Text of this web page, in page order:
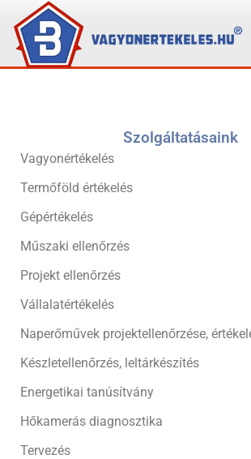
Szolgáltatásaink
Vagyonértékelés
Termőföld értékelés
Gépértékelés
Műszaki ellenőrzés
Projekt ellenőrzés
Vállalatértékelés
Naperőművek projektellenőrzése,
Készletellenőrzés, leltárkészítés
Energetikai tanúsítvány
Hőkamerás diagnosztika
Tervezés